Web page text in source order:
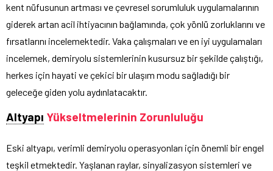
kent nüfusunun artması ve çevresel sorumluluk uygulamalarının
giderek artan acil ihtiyacının bağlamında, çok yönlü zorluklarını ve
fırsatlarını incelemektedir. Vaka çalışmaları ve en iyi uygulamaları
incelemek, demiryolu sistemlerinin kusursuz bir şekilde çalıştığı,
herkes için hayati ve çekici bir ulaşım modu sağladığı bir
geleceğe giden yolu aydınlatacaktır.
Altyapı Yükseltmelerinin Zorunluluğu
Eski altyapı, verimli demiryolu operasyonları için önemli bir engel
teşkil etmektedir. Yaşlanan raylar, sinyalizasyon sistemleri ve